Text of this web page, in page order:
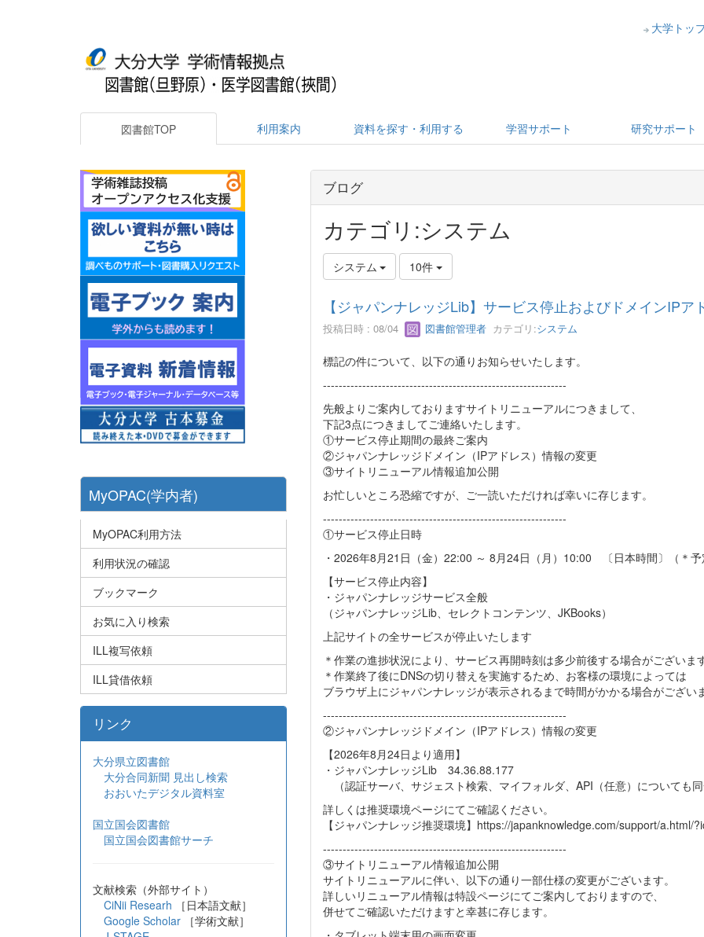
大学トッ
図書館TOP 利用案内 資料を探す・利用する 学習サポート 研究サポート
ブログ
カテゴリ:システム
システム 10件
【ジャパンナレッジLib】サービス停止およびドメインIPア
投稿日時 : 08/04 図書館管理者カテゴリ:システム
標記の件について、以下の通りお知らせいたします。
--------------------------------------------------------------
先般よりご案内しておりますサイトリニューアルにつきまして、
下記3点につきましてご連絡いたします。
①サービス停止期間の最終ご案内
②ジャパンナレッジドメイン（IPアドレス）情報の変更
③サイトリニューアル情報追加公開
お忙しいところ恐縮ですが、ご一読いただければ幸いに存じます。
--------------------------------------------------------------
①サービス停止日時
・2026年8月21日（金）22:00 ～ 8月24日（月）10:00 〔日本時間〕（＊予
【サービス停止内容】
・ジャパンナレッジサービス全般
（ジャパンナレッジLib、セレクトコンテンツ、JKBooks）
上記サイトの全サービスが停止いたします
＊作業の進捗状況により、サービス再開時刻は多少前後する場合がございます
＊作業終了後にDNSの切り替えを実施するため、お客様の環境によっては
ブラウザ上にジャパンナレッジが表示されるまで時間がかかる場合がござい
--------------------------------------------------------------
②ジャパンナレッジドメイン（IPアドレス）情報の変更
【2026年8月24日より適用】
・ジャパンナレッジLib 34.36.88.177
（認証サーバ、サジェスト検索、マイフォルダ、API（任意）についても同
詳しくは推奨環境ページにてご確認ください。
【ジャパンナレッジ推奨環境】https://japanknowledge.com/support/a.html/
--------------------------------------------------------------
③サイトリニューアル情報追加公開
サイトリニューアルに伴い、以下の通り一部仕様の変更がございます。
詳しいリニューアル情報は特設ページにてご案内しておりますので、
併せてご確認いただけますと幸甚に存じます。
MyOPAC(学内者)
MyOPAC利用方法
利用状況の確認
ブックマーク
お気に入り検索
ILL複写依頼
ILL貸借依頼
リンク
大分県立図書館
大分合同新聞 見出し検索
おおいたデジタル資料室
国立国会図書館
国立国会図書館サーチ
文献検索（外部サイト）
CiNii Researh ［日本語文献］
Google Scholar
［学術文献］